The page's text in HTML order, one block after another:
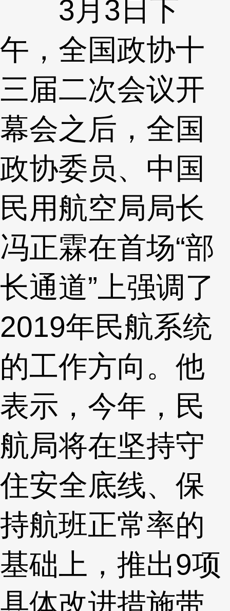
3月3日下
午，全国政协十
三届二次会议开
幕会之后，全国
政协委员、中国
民用航空局局长
冯正霖在首场“部
长通道”上强调了
2019年民航系统
的工作方向。他
表示，今年，民
航局将在坚持守
住安全底线、保
持航班正常率的
基础上，推出9项
具体改进措施带